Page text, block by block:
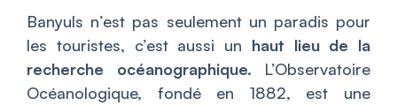
Banyuls n’est pas seulement un paradis pour
les touristes, c’est aussi un haut lieu de la
recherche océanographique. L’Observatoire
Océanologique, fondé en 1882, est une